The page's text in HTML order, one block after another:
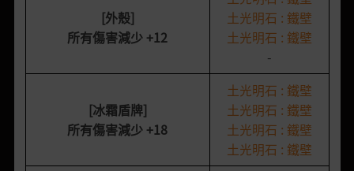
[外殼]
所有傷害減少 +12
土光明石 : 鐵壁
土光明石 : 鐵壁
-
[冰霜盾牌]
所有傷害減少 +18
土光明石 : 鐵壁
土光明石 : 鐵壁
土光明石 : 鐵壁
土光明石 : 鐵壁